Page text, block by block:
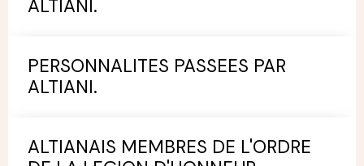
ALTIANI.
PERSONNALITES PASSEES PAR
ALTIANI.
ALTIANAIS MEMBRES DE L'ORDRE